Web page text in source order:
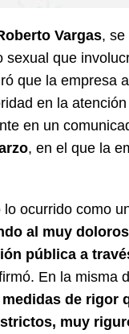
Vargas, se
que
que la empresa
en la
en un
, en el que la
ocurrido como
al muy
pública a
En la misma
de rigor
muy